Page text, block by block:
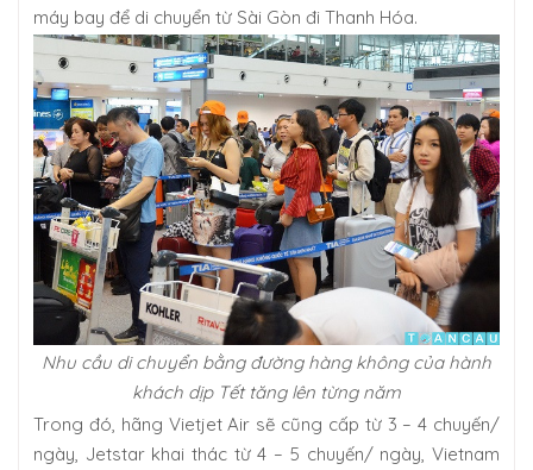
máy bay để di chuyển từ Sài Gòn đi Thanh Hóa.
Nhu cầu di chuyển bằng đường hàng không của hành
khách dịp Tết tăng lên từng năm
Trong đó, hãng Vietjet Air sẽ cũng cấp từ 3 – 4 chuyến/
ngày, Jetstar khai thác từ 4 – 5 chuyến/ ngày, Vietnam